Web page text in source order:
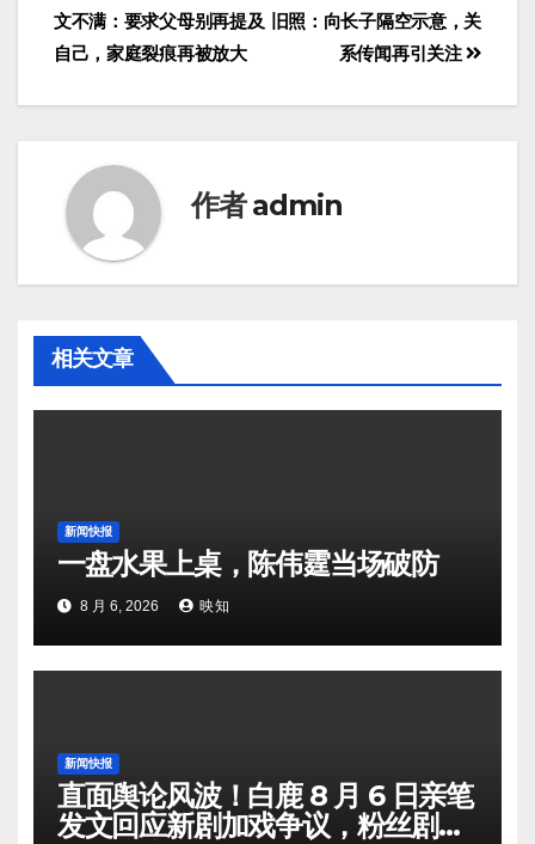
旧照：向长子隔空示意，关
系传闻再引关注
文不满：要求父母别再提及
自己，家庭裂痕再被放大
作者admin
相关文章
新闻快报
一盘水果上桌，陈伟霆当场破防
8 月 6, 2026 映知
新闻快报
直面舆论风波！白鹿 8 月 6 日亲笔
发文回应新剧加戏争议，粉丝剧组